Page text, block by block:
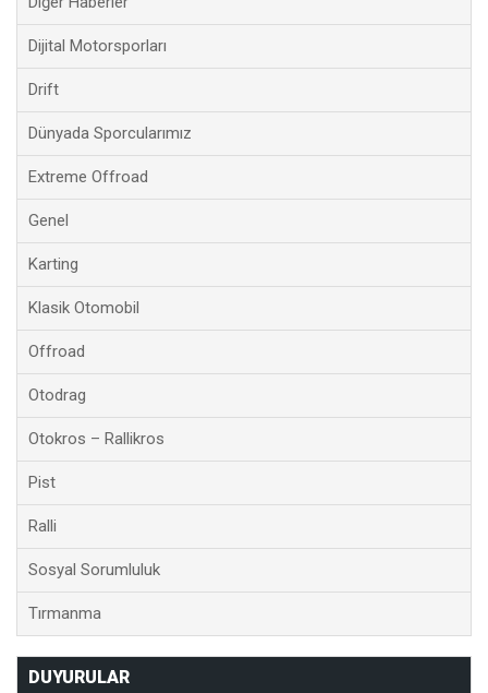
Dijital Motorsporları
Drift
Dünyada Sporcularımız
Extreme Offroad
Genel
Karting
Klasik Otomobil
Offroad
Otodrag
Otokros – Rallikros
Pist
Ralli
Sosyal Sorumluluk
Tırmanma
DUYURULAR